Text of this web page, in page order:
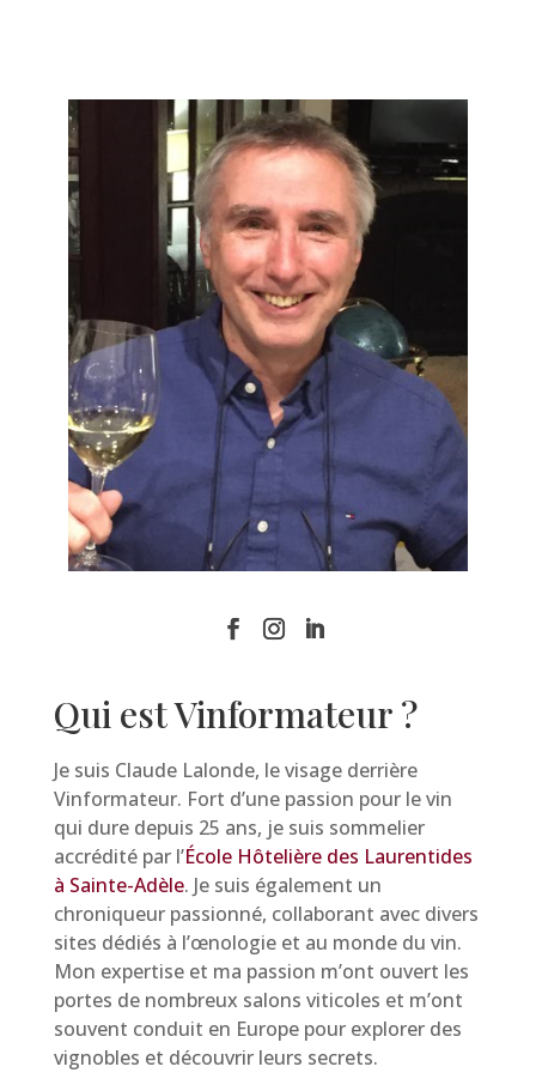
Qui est Vinformateur ?
Je suis Claude Lalonde, le visage derrière
Vinformateur. Fort d’une passion pour le vin
qui dure depuis 25 ans, je suis sommelier
accrédité par l’École Hôtelière des Laurentides
à Sainte-Adèle. Je suis également un
chroniqueur passionné, collaborant avec divers
sites dédiés à l’œnologie et au monde du vin.
Mon expertise et ma passion m’ont ouvert les
portes de nombreux salons viticoles et m’ont
souvent conduit en Europe pour explorer des
vignobles et découvrir leurs secrets.